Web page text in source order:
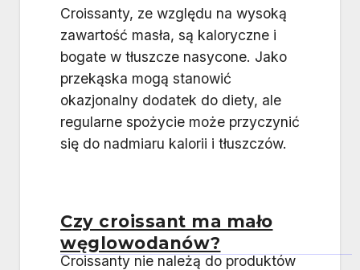
Croissanty, ze względu na wysoką
zawartość masła, są kaloryczne i
bogate w tłuszcze nasycone. Jako
przekąska mogą stanowić
okazjonalny dodatek do diety, ale
regularne spożycie może przyczynić
się do nadmiaru kalorii i tłuszczów.
Czy croissant ma mało
węglowodanów?
Croissanty nie należą do produktów